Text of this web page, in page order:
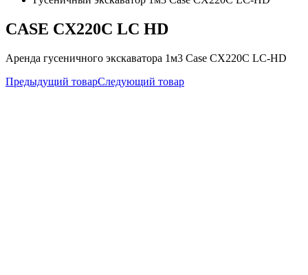
CASE CX220C LC HD
Аренда гусеничного экскаватора 1м3 Case CX220C LC-HD
Предыдущий товарСледующий товар